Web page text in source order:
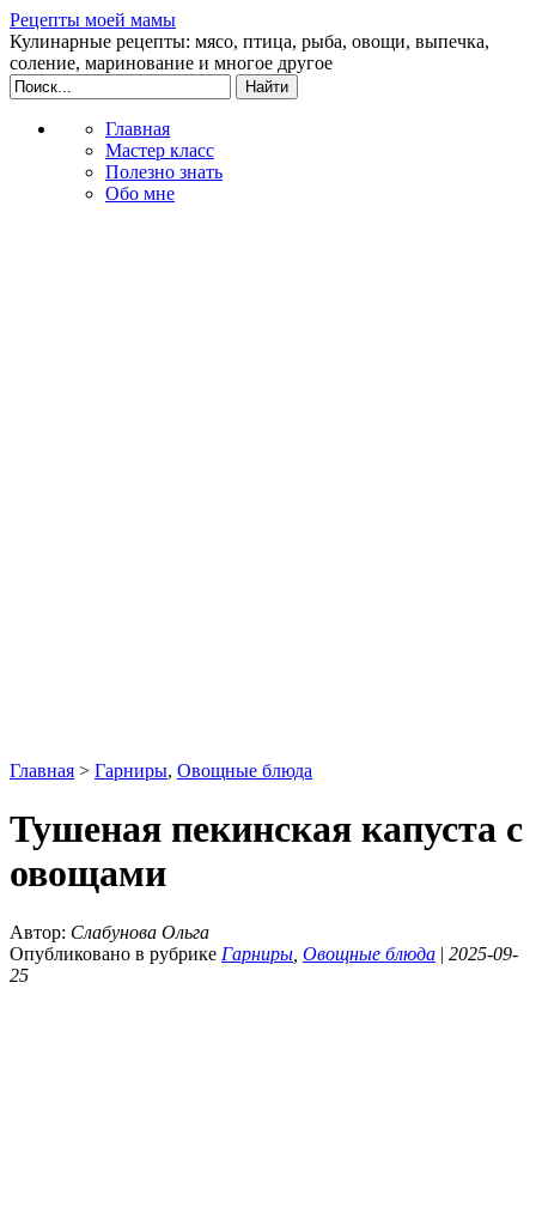
Рецепты моей мамы
Кулинарные рецепты: мясо, птица, рыба, овощи, выпечка,
соление, маринование и многое другое
Главная
Мастер класс
Полезно знать
Обо мне
Главная > Гарниры, Овощные блюда
Тушеная пекинская капуста с
овощами
Автор: Слабунова Ольга
Опубликовано в рубрике Гарниры Овощные блюда | 2025-09-
25